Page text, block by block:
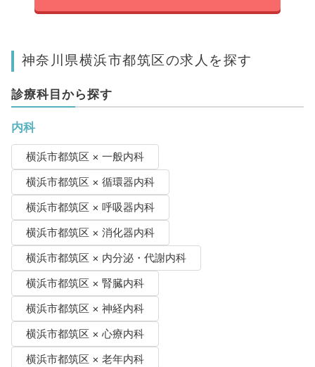
神奈川県横浜市都筑区の求人を探す
診療科目から探す
内科
横浜市都筑区 × 一般内科
横浜市都筑区 × 循環器内科
横浜市都筑区 × 呼吸器内科
横浜市都筑区 × 消化器内科
横浜市都筑区 × 内分泌・代謝内科
横浜市都筑区 × 腎臓内科
横浜市都筑区 × 神経内科
横浜市都筑区 × 心療内科
横浜市都筑区 × 老年内科